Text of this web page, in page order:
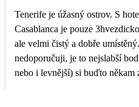
Tenerife je úžasný ostrov. S
Casablanca je pouze
ale velmi čistý a dobře
nedoporučuji, je to nejslabší
nebo i levnější) si buďto